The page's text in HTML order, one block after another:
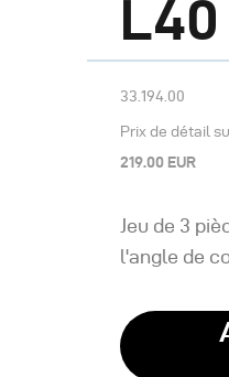
L40
33.194.00
Prix de détail
219.00 EUR
Jeu de 3
l'angle de